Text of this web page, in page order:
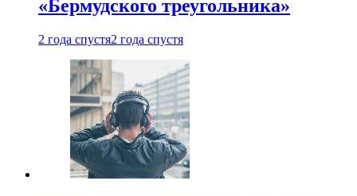
«Бермудского треугольника»
2 года спустя2 года спустя